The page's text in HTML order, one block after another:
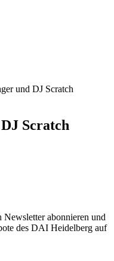
und DJ Scratch
Scratch
abonnieren und
des DAI Heidelberg auf